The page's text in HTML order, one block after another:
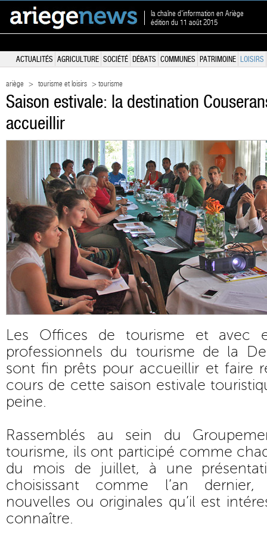
la chaîne d'information en Ariège
édition du 11 août 2015
ACTUALITÉS AGRICULTURE SOCIÉTÉ DÉBATS COMMUNES PATRIMOINE LOISIRS
ariège > tourisme et loisirs > tourisme
Saison estivale: la destination
accueillir
Les Offices de tourisme et avec
professionnels du tourisme de la
sont fin prêts pour accueillir et faire
cours de cette saison estivale
peine.
Rassemblés au sein du
tourisme, ils ont participé comme
du mois de juillet, à une
choisissant comme l’an dernier,
nouvelles ou originales qu’il est
connaître.